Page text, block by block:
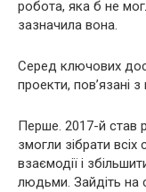
робота, яка б не
зазначила вона.
Серед ключових
проекти, пов’язані
Перше. 2017-й став
змогли зібрати
взаємодії і
людьми. Зайдіть на